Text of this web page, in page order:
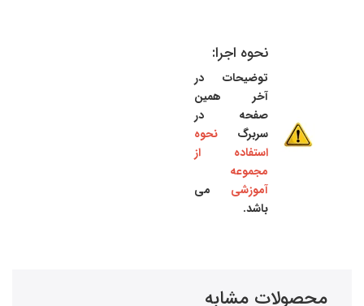
نحوه اجرا:
توضیحات در
آخر همین
صفحه در
سربرگ نحوه
استفاده از
مجموعه
آموزشی می
باشد.
محصولات مشابه